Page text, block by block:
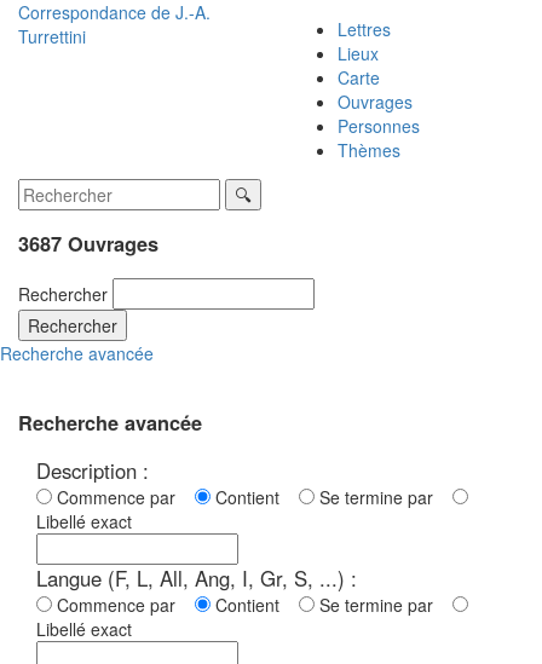
Correspondance de J.-A.
Turrettini
Lettres
Lieux
Carte
Ouvrages
Personnes
Thèmes
3687 Ouvrages
Rechercher
Rechercher
Recherche avancée
Recherche avancée
Description :
Commence par Contient
Se termine par
Libellé exact
Langue (F, L, All, Ang, I, Gr, S, ...) :
Commence par Contient
Se termine par
Libellé exact